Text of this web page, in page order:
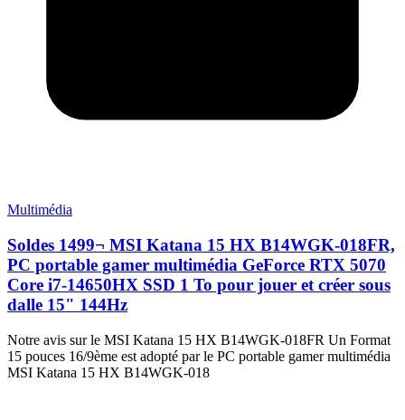
Multimédia
Soldes 1499¬ MSI Katana 15 HX B14WGK-018FR,
PC portable gamer multimédia GeForce RTX 5070
Core i7-14650HX SSD 1 To pour jouer et créer sous
dalle 15" 144Hz
Notre avis sur le MSI Katana 15 HX B14WGK-018FR Un Format
15 pouces 16/9ème est adopté par le PC portable gamer multimédia
MSI Katana 15 HX B14WGK-018